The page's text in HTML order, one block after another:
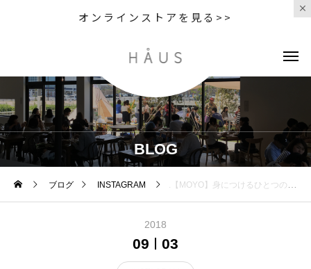
オンラインストアを見る>>
BLOG
ブログ INSTAGRAM .【MOYO】身につけるひとつのアクセサリーのよう」毎日使うものだから、お気に入りのMOYO(もよう）を選びたい。【MOYO(モヨウ）】歯ブラシは、自分を大事にできる暮らしの道具です。.歯科医が設計し、歯科医院のみで使用されてきた歯ブラシに、素敵で個性的なデザインが加わりまるでアクセサリーのような歯ブラシができました。.毎日使うものこそ、自分らしいものを。オーラルケアも楽しんで︎ .身近な方へのプレゼントや贈り物ギフトにもおすすめです。…#hausmatsue #haus_matsue #haus#歯ブラシ#オーラルケアグッズ#MOYO#MOYO歯ブラシ#松江 #島根 #山陰#松江カフェ#島根カフェ
2018
09 03